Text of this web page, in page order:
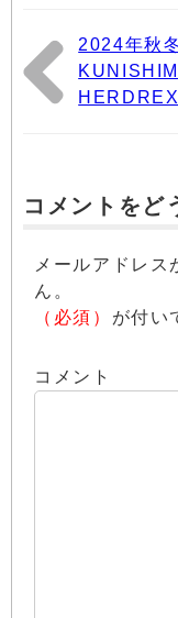
2024年秋
HERDREX
コメントをど
メールアドレス
ん。
（必須） が付い
コメント